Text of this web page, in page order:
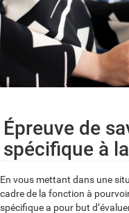
Épreuve de
spécifique à
En vous mettant dans une
cadre de la fonction à
spécifique a pour but